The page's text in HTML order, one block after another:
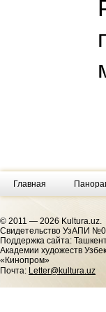
Главная
© 2011 — 2026 Kultura.uz.
Cвидетельство УзАПИ
Поддержка сайта:
Академии художеств
«Кинопром»
Почта: Letter@kultura.uz